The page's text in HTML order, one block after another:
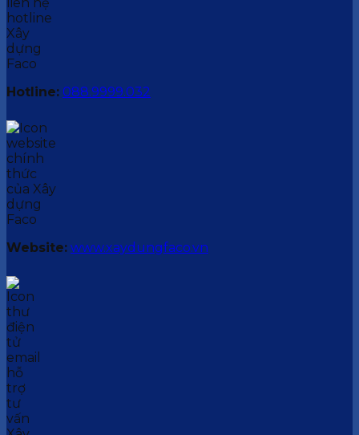
Hotline: 088.9999.032
Website: www.xaydungfaco.vn